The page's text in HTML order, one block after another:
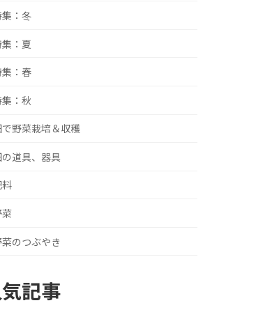
集：冬
集：夏
集：春
集：秋
で野菜栽培＆収穫
の道具、器具
料
菜
菜のつぶやき
記事